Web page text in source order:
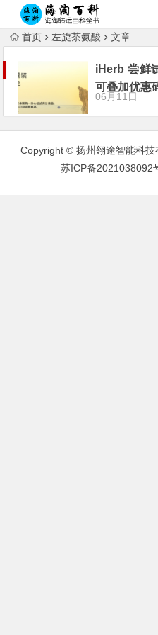
首页 左旋茶氨酸 文章
iHerb 尝鲜
可叠加优惠
06月11日
Copyright © 扬州翎途智能科技
苏ICP备2021038092